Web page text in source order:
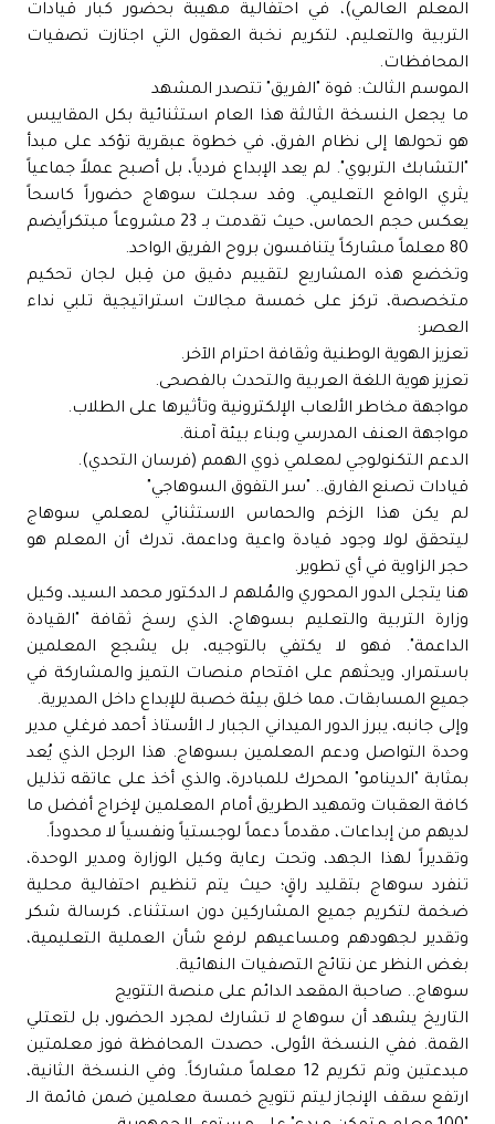
المعلم العالمي)، في احتفالية مهيبة بحضور كبار قيادات
التربية والتعليم، لتكريم نخبة العقول التي اجتازت تصفيات
المحافظات.
الموسم الثالث: قوة "الفريق" تتصدر المشهد
ما يجعل النسخة الثالثة هذا العام استثنائية بكل المقاييس
هو تحولها إلى نظام الفرق، في خطوة عبقرية تؤكد على مبدأ
"التشابك التربوي". لم يعد الإبداع فردياً، بل أصبح عملاً جماعياً
يثري الواقع التعليمي. وقد سجلت سوهاج حضوراً كاسحاً
يعكس حجم الحماس، حيث تقدمت بـ 23 مشروعاً مبتكراًيضم
80 معلماً مشاركاً يتنافسون بروح الفريق الواحد.
وتخضع هذه المشاريع لتقييم دقيق من قِبل لجان تحكيم
متخصصة، تركز على خمسة مجالات استراتيجية تلبي نداء
العصر:
تعزيز الهوية الوطنية وثقافة احترام الآخر.
تعزيز هوية اللغة العربية والتحدث بالفصحى.
مواجهة مخاطر الألعاب الإلكترونية وتأثيرها على الطلاب.
مواجهة العنف المدرسي وبناء بيئة آمنة.
الدعم التكنولوجي لمعلمي ذوي الهمم (فرسان التحدي).
قيادات تصنع الفارق.. "سر التفوق السوهاجي"
لم يكن هذا الزخم والحماس الاستثنائي لمعلمي سوهاج
ليتحقق لولا وجود قيادة واعية وداعمة، تدرك أن المعلم هو
حجر الزاوية في أي تطوير.
هنا يتجلى الدور المحوري والمُلهم لـ الدكتور محمد السيد، وكيل
وزارة التربية والتعليم بسوهاج، الذي رسخ ثقافة "القيادة
الداعمة". فهو لا يكتفي بالتوجيه، بل يشجع المعلمين
باستمرار، ويحثهم على اقتحام منصات التميز والمشاركة في
جميع المسابقات، مما خلق بيئة خصبة للإبداع داخل المديرية.
وإلى جانبه، يبرز الدور الميداني الجبار لـ الأستاذ أحمد فرغلي مدير
وحدة التواصل ودعم المعلمين بسوهاج. هذا الرجل الذي يُعد
بمثابة "الدينامو" المحرك للمبادرة، والذي أخذ على عاتقه تذليل
كافة العقبات وتمهيد الطريق أمام المعلمين لإخراج أفضل ما
لديهم من إبداعات، مقدماً دعماً لوجستياً ونفسياً لا محدوداً.
وتقديراً لهذا الجهد، وتحت رعاية وكيل الوزارة ومدير الوحدة،
تنفرد سوهاج بتقليد راقٍ؛ حيث يتم تنظيم احتفالية محلية
ضخمة لتكريم جميع المشاركين دون استثناء، كرسالة شكر
وتقدير لجهودهم ومساعيهم لرفع شأن العملية التعليمية،
بغض النظر عن نتائج التصفيات النهائية.
سوهاج.. صاحبة المقعد الدائم على منصة التتويج
التاريخ يشهد أن سوهاج لا تشارك لمجرد الحضور، بل لتعتلي
القمة. ففي النسخة الأولى، حصدت المحافظة فوز معلمتين
مبدعتين وتم تكريم 12 معلماً مشاركاً. وفي النسخة الثانية،
ارتفع سقف الإنجاز ليتم تتويج خمسة معلمين ضمن قائمة الـ